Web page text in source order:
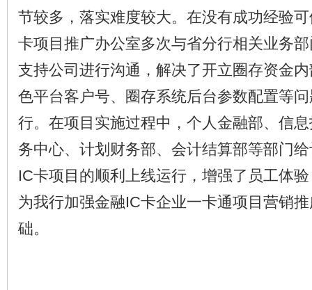
节较多，落实难度较大。在没有成功经验
卡项目推广办公室多次与省分行相关业务
支持公司进行沟通，解决了开立圈存资金
色平台客户号、圈存系统后台参数配置等
行。在项目实施过程中，个人金融部、信
务中心、计划财务部、会计结算部等部门
IC卡项目的顺利上线运行，增强了员工体
为我行加强金融IC卡企业一卡通项目营销
础。